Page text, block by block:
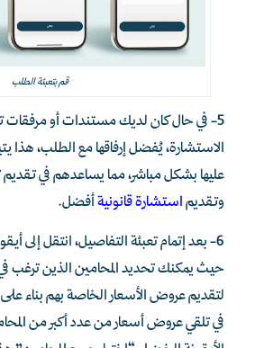
قم بتعبئة الطلب
5- في حال كان لديك مستندات أو مرفقات
الاستشارة، يُفضل إرفاقها مع الطلب، هذا
عليها بشكل مباشر، مما يساعدهم في تقديم
وتقديماستشارة قانونيةأفضل.
6- بعد إتمام تعبئة التفاصيل، انتقل إلى
حيث يمكنك تحديد المحامين الذين ترغب
لتقديم عروض الأسعار الخاصة بهم بناء
في تلقي عروض أسعار من عدد أكبر من